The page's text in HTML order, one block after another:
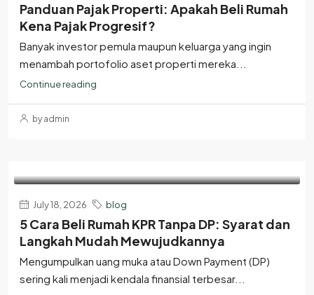
Panduan Pajak Properti: Apakah Beli Rumah
Kena Pajak Progresif?
Banyak investor pemula maupun keluarga yang ingin
menambah portofolio aset properti mereka...
Continue reading
by admin
July 18, 2026 blog
5 Cara Beli Rumah KPR Tanpa DP: Syarat dan
Langkah Mudah Mewujudkannya
Mengumpulkan uang muka atau Down Payment (DP)
sering kali menjadi kendala finansial terbesar...